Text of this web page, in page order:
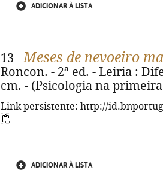
ADICIONAR À LISTA
13 -Meses de nevoeiro
Roncon. - 2ª ed. - Leiria :
cm. - (Psicologia na primeira
Link persistente: http://
ADICIONAR À LISTA